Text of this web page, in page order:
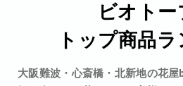
ビオト
トップ商品
大阪難波・心斎橋・北新地の花